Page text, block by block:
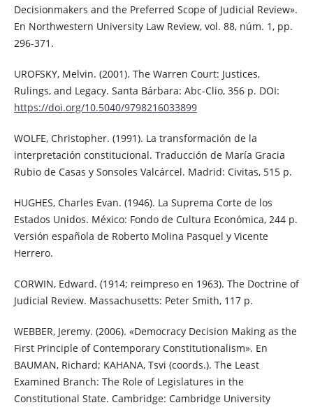
Decisionmakers and the Preferred Scope of Judicial Review».
En Northwestern University Law Review, vol. 88, núm. 1, pp.
296-371.
UROFSKY, Melvin. (2001). The Warren Court: Justices,
Rulings, and Legacy. Santa Bárbara: Abc-Clio, 356 p. DOI:
https://doi.org/10.5040/9798216033899
WOLFE, Christopher. (1991). La transformación de la
interpretación constitucional. Traducción de María Gracia
Rubio de Casas y Sonsoles Valcárcel. Madrid: Civitas, 515 p.
HUGHES, Charles Evan. (1946). La Suprema Corte de los
Estados Unidos. México: Fondo de Cultura Económica, 244 p.
Versión española de Roberto Molina Pasquel y Vicente
Herrero.
CORWIN, Edward. (1914; reimpreso en 1963). The Doctrine of
Judicial Review. Massachusetts: Peter Smith, 117 p.
WEBBER, Jeremy. (2006). «Democracy Decision Making as the
First Principle of Contemporary Constitutionalism». En
BAUMAN, Richard; KAHANA, Tsvi (coords.). The Least
Examined Branch: The Role of Legislatures in the
Constitutional State. Cambridge: Cambridge University